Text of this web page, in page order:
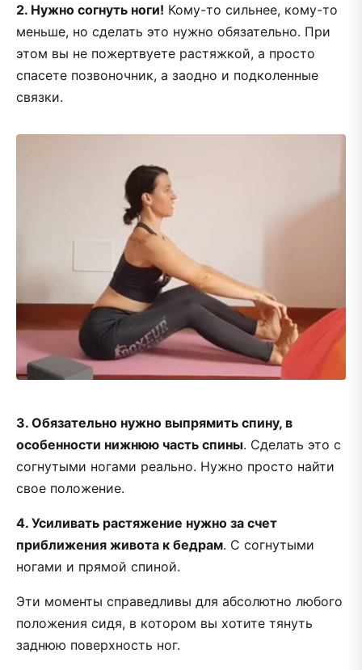
2. Нужно согнуть ноги! Кому-то сильнее, кому-то
меньше, но сделать это нужно обязательно. При
этом вы не пожертвуете растяжкой, а просто
спасете позвоночник, а заодно и подколенные
связки.
3. Обязательно нужно выпрямить спину, в
особенности нижнюю часть спины. Сделать это с
согнутыми ногами реально. Нужно просто найти
свое положение.
4. Усиливать растяжение нужно за счет
приближения живота к бедрам. С согнутыми
ногами и прямой спиной.
Эти моменты справедливы для абсолютно любого
положения сидя, в котором вы хотите тянуть
заднюю поверхность ног.